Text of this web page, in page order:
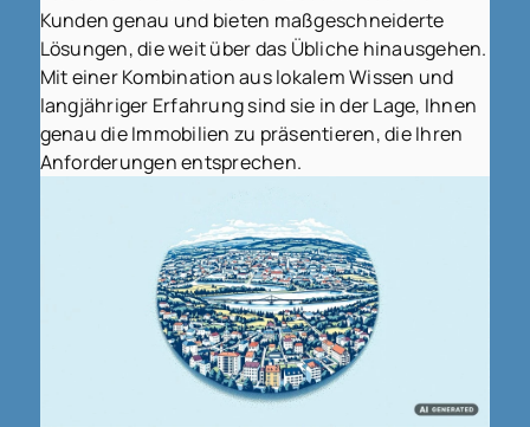
Kunden genau und bieten maßgeschneiderte
Lösungen, die weit über das Übliche hinausgehen.
Mit einer Kombination aus lokalem Wissen und
langjähriger Erfahrung sind sie in der Lage, Ihnen
genau die Immobilien zu präsentieren, die Ihren
Anforderungen entsprechen.